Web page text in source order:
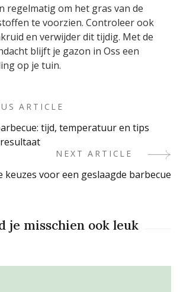
regelmatig om het gras van de
te voorzien. Controleer ook
en verwijder dit tijdig. Met de
blijft je gazon in Oss een
op je tuin.
ARTICLE
tijd, temperatuur en tips
NEXT ARTICLE
keuzes voor een geslaagde barbecue
je misschien ook leuk